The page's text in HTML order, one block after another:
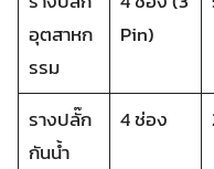
อุตสาหก
รรม
Pin)
รางปลั๊ก
กันน้ำ
4 ช่อง